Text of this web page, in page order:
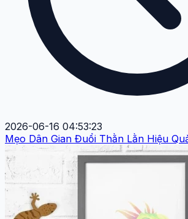
2026-06-16 04:53:23
Mẹo Dân Gian Đuổi Thằn Lằn Hiệu